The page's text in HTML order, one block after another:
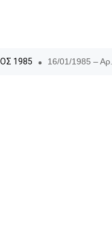
1985 16/01/1985 –